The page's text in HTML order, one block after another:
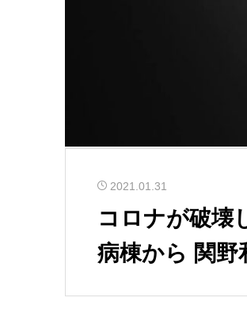
2021.01.31
コロナが破
病棟から 関野